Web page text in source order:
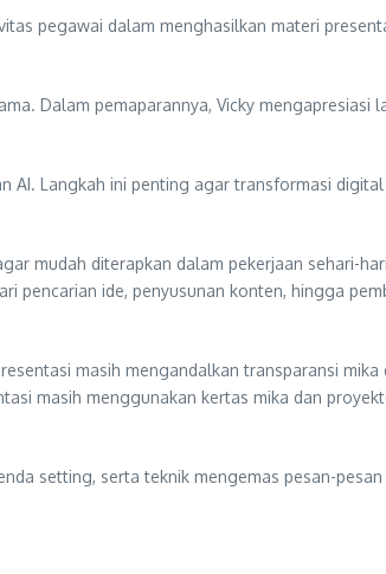
pegawai dalam menghasilkan materi
Dalam pemaparannya, Vicky mengapresiasi
AI. Langkah ini penting agar transformasi
mudah diterapkan dalam pekerjaan sehari-
pencarian ide, penyusunan konten, hingga
masih mengandalkan transparansi
masih menggunakan kertas mika dan
setting, serta teknik mengemas pesan-